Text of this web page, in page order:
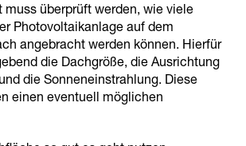
muss überprüft werden, wie viele
Photovoltaikanlage auf dem
angebracht werden können. Hierfür
die Dachgröße, die Ausrichtung
die Sonneneinstrahlung. Diese
einen eventuell möglichen